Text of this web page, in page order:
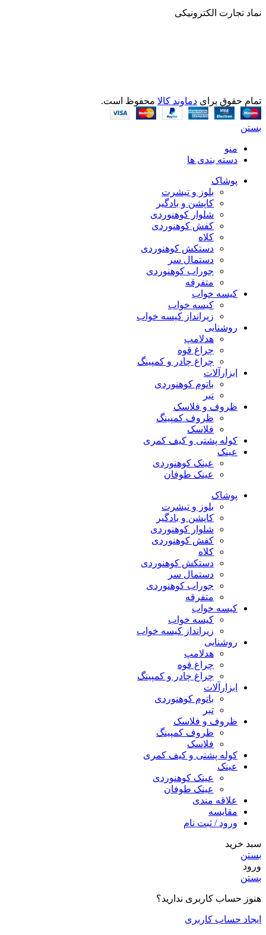
نماد تجارت الکترونیکی
تمام حقوق برای دماوند کالا محفوظ است.
بستن
منو
دسته بندی ها
پوشاک
بلوز و تیشرت
کاپشن و بادگیر
شلوار کوهنوردی
کفش کوهنوردی
کلاه
دستکش کوهنوردی
دستمال سر
جوراب کوهنوردی
متفرقه
کیسه خواب
کیسه خواب
زیرانداز کیسه خواب
روشنایی
هدلامپ
چراغ قوه
چراغ چادر و کمپینگ
ابزارآلات
باتوم کوهنوردی
تبر
ظروف و فلاسک
ظروف کمپینگ
فلاسک
کوله پشتی و کیف کمری
عینک
عینک کوهنوردی
عینک طوفان
پوشاک
بلوز و تیشرت
کاپشن و بادگیر
شلوار کوهنوردی
کفش کوهنوردی
کلاه
دستکش کوهنوردی
دستمال سر
جوراب کوهنوردی
متفرقه
کیسه خواب
کیسه خواب
زیرانداز کیسه خواب
روشنایی
هدلامپ
چراغ قوه
چراغ چادر و کمپینگ
ابزارآلات
باتوم کوهنوردی
تبر
ظروف و فلاسک
ظروف کمپینگ
فلاسک
کوله پشتی و کیف کمری
عینک
عینک کوهنوردی
عینک طوفان
علاقه مندی
مقایسه
ورود / ثبت نام
سبد خرید
بستن
ورود
بستن
هنوز حساب کاربری ندارید؟
ایجاد حساب کاربری